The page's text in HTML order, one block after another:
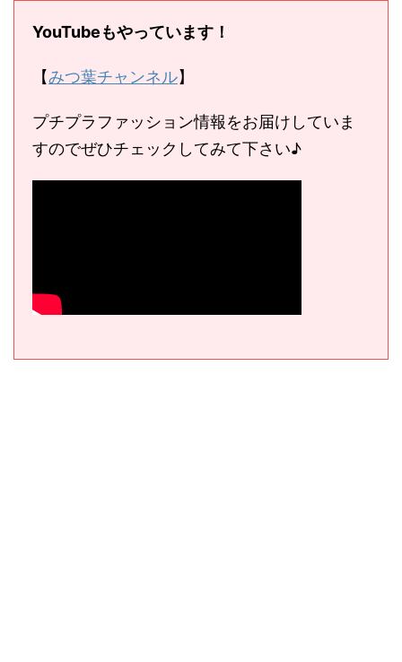
YouTubeもやっています！
【みつ葉チャンネル】
プチプラファッション情報をお届けしていま
すのでぜひチェックしてみて下さい♪